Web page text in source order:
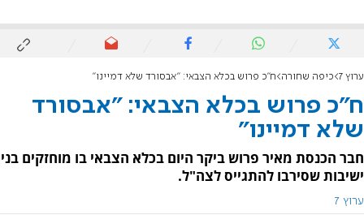
ערוץ 7 כיפה שחורה ח"כ פרוש בכלא הצבאי: "אבסורד שלא דמיינו"
ח"כ פרוש בכלא הצבאי: "אבסורד
שלא דמיינו"
חבר הכנסת מאיר פרוש ביקר היום בכלא הצבאי בו מוחזקים בני
ישיבות שסירבו להתגייס לצה"ל.
ערוץ 7